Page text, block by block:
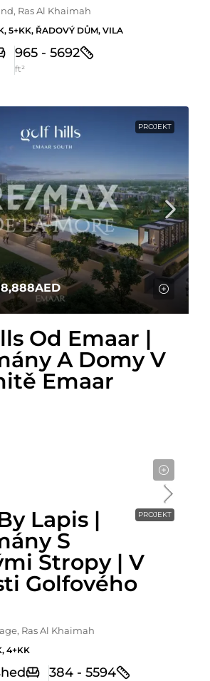
Ras Al Khaimah
5+KK, ŘADOVÝ DŮM, VILA
965 - 5692
ft²
PROJEKT
Od Emaar |
A Domy V
Emaar
PROJEKT
Lapis |
S
Stropy | V
Golfového
Ras Al Khaimah
4+KK
384 - 5594